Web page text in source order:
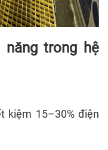
trong hệ
kiệm 15–30% điện